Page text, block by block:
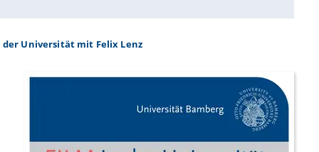
der Universität mit Felix Lenz